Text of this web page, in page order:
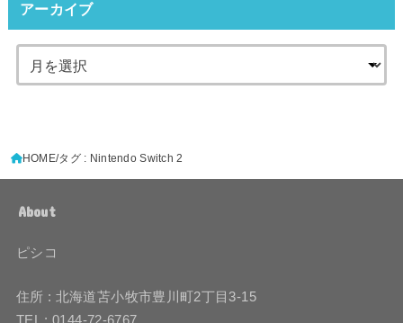
アーカイブ
HOME タグ : Nintendo Switch 2
About
ピシコ
住所 : 北海道苫小牧市豊川町2丁目3-15